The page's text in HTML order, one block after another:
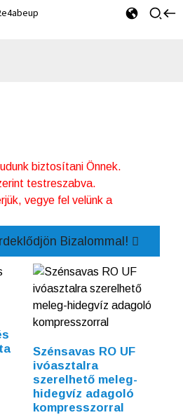
biztosítani Önnek.
testreszabva.
vegye fel velünk a
Bizalommal!
Szénsavas RO UF
ivóasztalra
szerelhető meleg-
hidegvíz adagoló
kompresszorral